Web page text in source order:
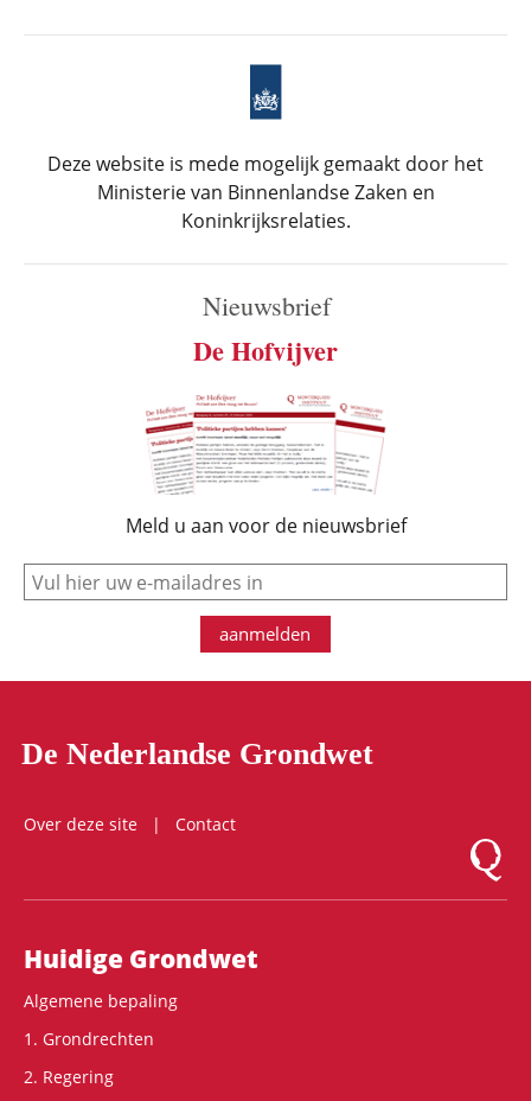
Deze website is mede mogelijk gemaakt door het
Ministerie van Binnenlandse Zaken en
Koninkrijksrelaties.
Nieuwsbrief
De Hofvijver
Meld u aan voor de nieuwsbrief
e-mail
aanmelden
De Nederlandse Grondwet
Over deze site
Contact
Logo
Hoofdnavigatie
Huidige Grondwet
Algemene bepaling
1. Grondrechten
2. Regering